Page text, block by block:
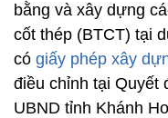
bằng và xây dựng
cốt thép (BTCT) tại
có giấy phép xây
điều chỉnh tại Quyết
UBND tỉnh Khánh